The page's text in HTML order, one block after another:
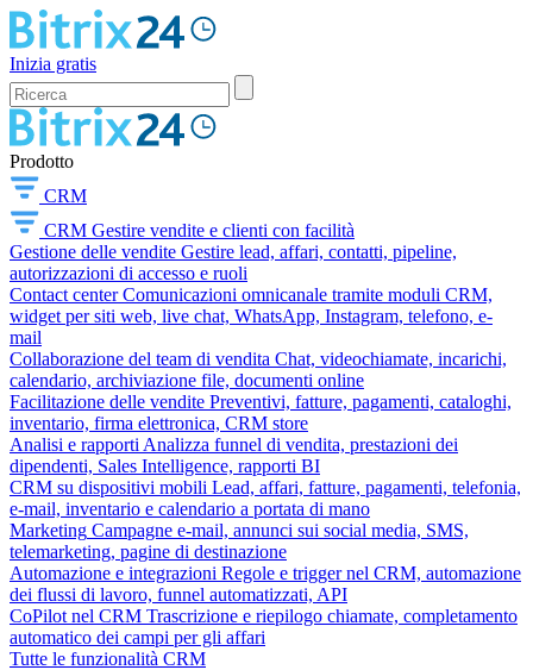
Inizia gratis
Prodotto
CRM
CRM Gestire vendite e clienti con facilità
Gestione delle vendite Gestire lead, affari, contatti, pipeline,
autorizzazioni di accesso e ruoli
Contact center Comunicazioni omnicanale tramite moduli CRM,
widget per siti web, live chat, WhatsApp, Instagram, telefono, e-
mail
Collaborazione del team di vendita Chat, videochiamate, incarichi,
calendario, archiviazione file, documenti online
Facilitazione delle vendite Preventivi, fatture, pagamenti, cataloghi,
inventario, firma elettronica, CRM store
Analisi e rapporti Analizza funnel di vendita, prestazioni dei
dipendenti, Sales Intelligence, rapporti BI
CRM su dispositivi mobili Lead, affari, fatture, pagamenti, telefonia,
e-mail, inventario e calendario a portata di mano
Marketing Campagne e-mail, annunci sui social media, SMS,
telemarketing, pagine di destinazione
Automazione e integrazioni Regole e trigger nel CRM, automazione
dei flussi di lavoro, funnel automatizzati, API
CoPilot nel CRM Trascrizione e riepilogo chiamate, completamento
automatico dei campi per gli affari
Tutte le funzionalità CRM